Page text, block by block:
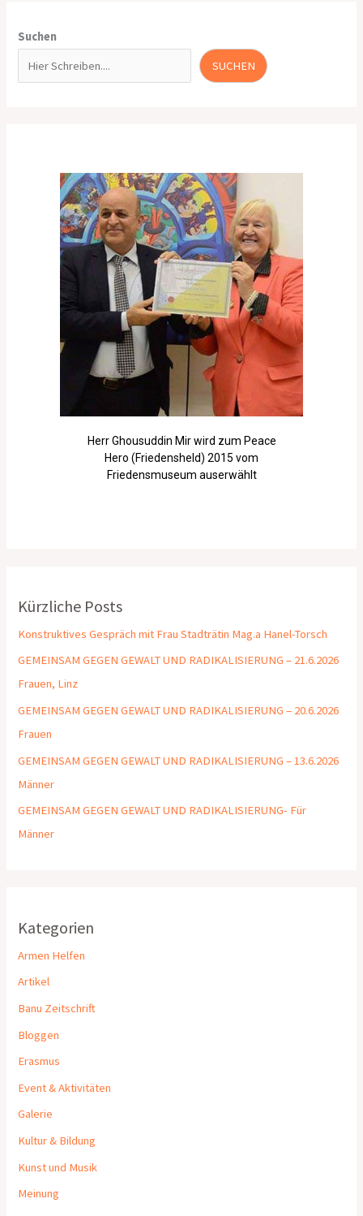
Suchen
SUCHEN
Herr Ghousuddin Mir wird zum Peace
Hero (Friedensheld) 2015 vom
Friedensmuseum auserwählt
Kürzliche Posts
Konstruktives Gespräch mit Frau Stadträtin Mag.a Hanel-Torsch
GEMEINSAM GEGEN GEWALT UND RADIKALISIERUNG – 21.6.2026
Frauen, Linz
GEMEINSAM GEGEN GEWALT UND RADIKALISIERUNG – 20.6.2026
Frauen
GEMEINSAM GEGEN GEWALT UND RADIKALISIERUNG – 13.6.2026
Männer
GEMEINSAM GEGEN GEWALT UND RADIKALISIERUNG- Für
Männer
Kategorien
Armen Helfen
Artikel
Banu Zeitschrift
Bloggen
Erasmus
Event & Aktivitäten
Galerie
Kultur & Bildung
Kunst und Musik
Meinung